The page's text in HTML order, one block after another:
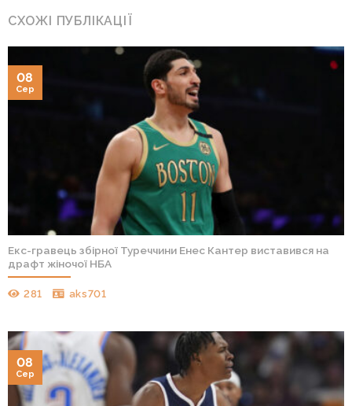
СХОЖІ ПУБЛІКАЦІЇ
Екс-гравець збірної Туреччини Енес Кантер виставився на
драфт жіночої НБА
281 aks701
08
Сер
08
Сер